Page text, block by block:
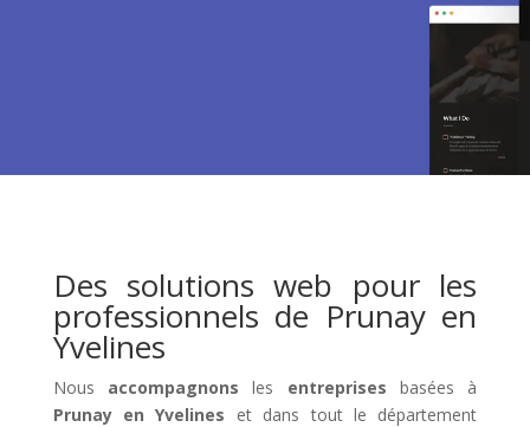
Des solutions web pour les
professionnels de Prunay en
Yvelines
Nous accompagnons les entreprises basées à
Prunay en Yvelines et dans tout le département